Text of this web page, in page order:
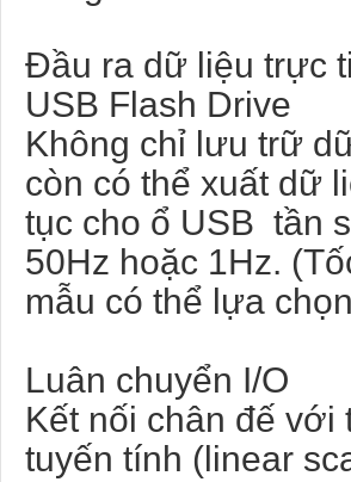
Đầu ra dữ liệu trực
USB Flash Drive
Không chỉ lưu trữ
còn có thể xuất dữ
tục cho ổ USB tần
50Hz hoặc 1Hz.
mẫu có thể lựa
Luân chuyển I/O
Kết nối chân đế với
tuyến tính (linear